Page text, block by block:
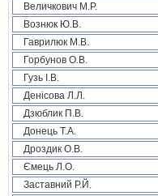
Величкович М.Р.
Вознюк Ю.В.
Гаврилюк М.В.
Горбунов О.В.
Гузь І.В.
Денісова Л.Л.
Дзюблик П.В.
Донець Т.А.
Дроздик О.В.
Ємець Л.О.
Заставний Р.Й.